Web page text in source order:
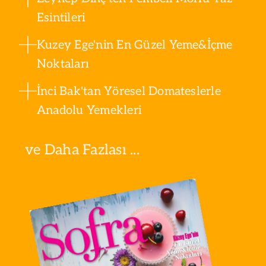
Esintileri
Kuzey Ege'nin En Güzel Yeme&İçme
Noktaları
İnci Bak'tan Yöresel Domateslerle
Anadolu Yemekleri
ve Daha Fazlası ...